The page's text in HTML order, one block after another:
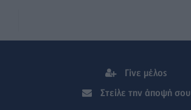
Γίνε μέλος
Στείλε την άποψή σου